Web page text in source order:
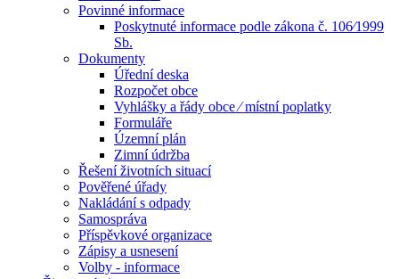
Povinné informace
Poskytnuté informace podle zákona č. 106⁄1999
Sb.
Dokumenty
Úřední deska
Rozpočet obce
Vyhlášky a řády obce ⁄ místní poplatky
Formuláře
Územní plán
Zimní údržba
Řešení životních situací
Pověřené úřady
Nakládání s odpady
Samospráva
Příspěvkové organizace
Zápisy a usnesení
Volby - informace